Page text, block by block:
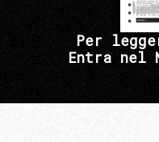
Per
Entra nel